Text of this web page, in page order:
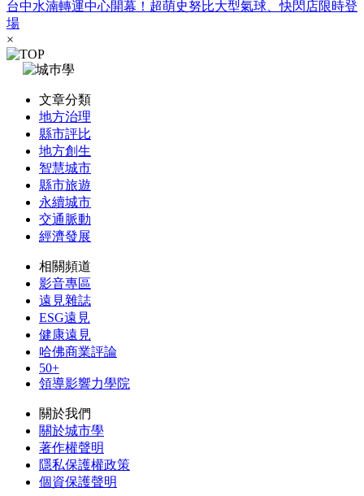
台中水湳轉運中心開幕！超萌史努比大型氣球、快閃店限時登
場
×
文章分類
地方治理
縣市評比
地方創生
智慧城市
縣市旅遊
永續城市
交通脈動
經濟發展
相關頻道
影音專區
遠見雜誌
ESG遠見
健康遠見
哈佛商業評論
50+
領導影響力學院
關於我們
關於城市學
著作權聲明
隱私保護權政策
個資保護聲明